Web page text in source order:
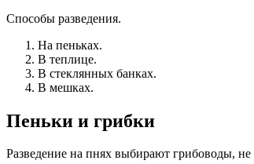
Способы разведения.
На пеньках.
В теплице.
В стеклянных банках.
В мешках.
Пеньки и грибки
Разведение на пнях выбирают грибоводы,